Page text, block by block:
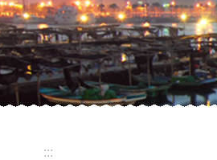
:::